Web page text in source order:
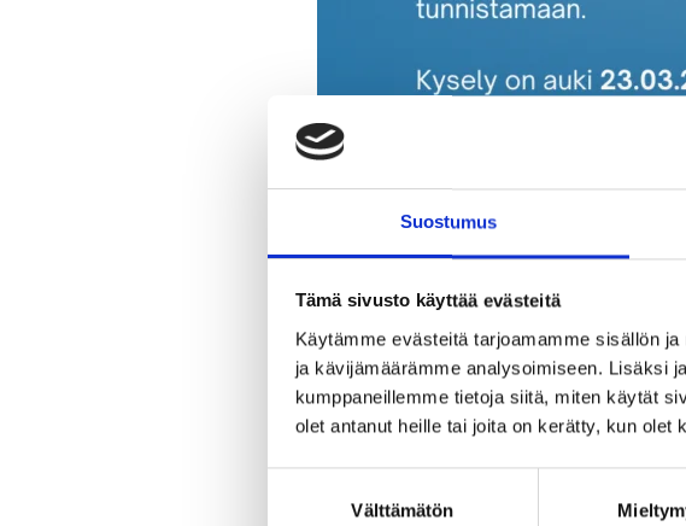
Suostumus
Tämä sivusto käyttää evästeitä
Käytämme evästeitä tarjoamamme sisällön
ja kävijämäärämme analysoimiseen. Lisäksi
kumppaneillemme tietoja siitä, miten käytät
olet antanut heille tai joita on kerätty, kun olet
Välttämätön
sen täyttämiseen
helpointa
tabletilla.